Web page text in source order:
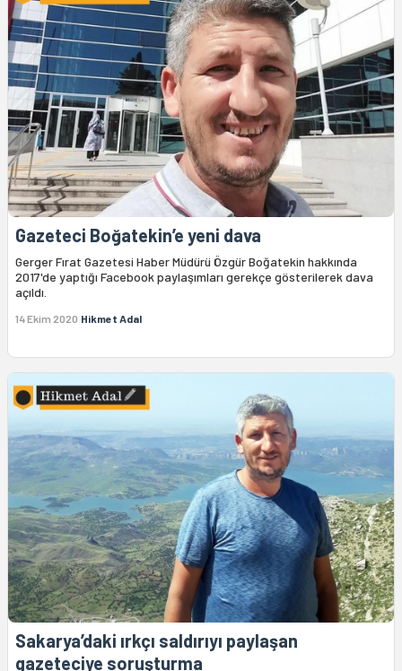
Gazeteci Boğatekin’e yeni dava
Gerger Fırat Gazetesi Haber Müdürü Özgür Boğatekin hakkında
2017'de yaptığı Facebook paylaşımları gerekçe gösterilerek dava
açıldı.
14 Ekim 2020 Hikmet Adal
Sakarya’daki ırkçı saldırıyı paylaşan
gazeteciye soruşturma